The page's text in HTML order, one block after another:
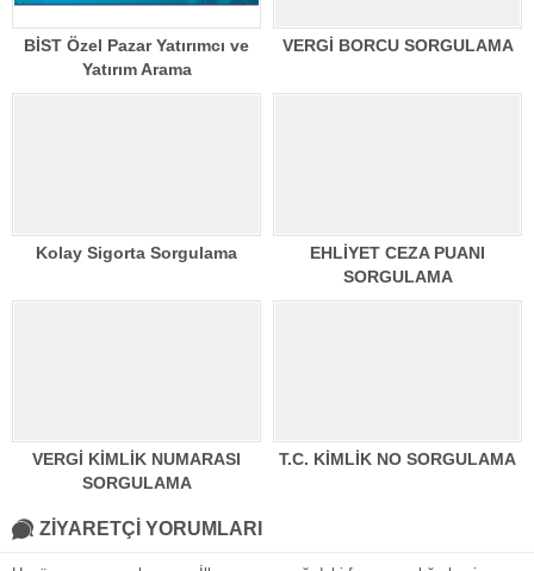
BİST Özel Pazar Yatırımcı ve
Yatırım Arama
VERGİ BORCU SORGULAMA
Kolay Sigorta Sorgulama
EHLİYET CEZA PUANI
SORGULAMA
VERGİ KİMLİK NUMARASI
SORGULAMA
T.C. KİMLİK NO SORGULAMA
ZİYARETÇİ YORUMLARI